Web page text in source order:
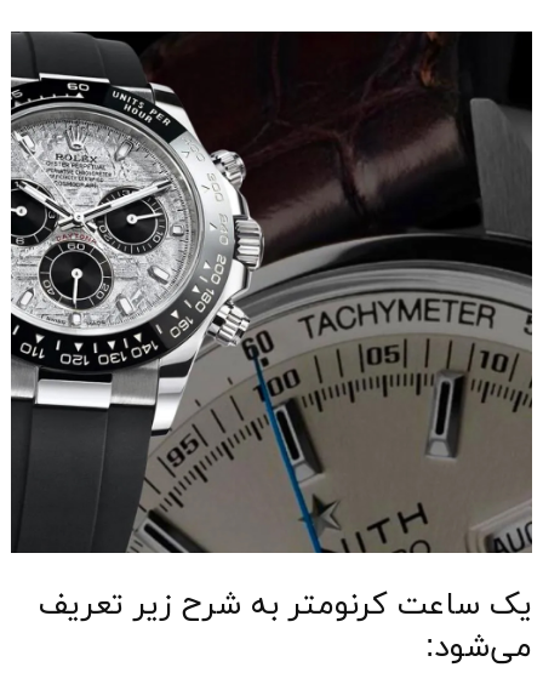
یک ساعت کرنومتر به شرح زیر تعریف
می‌شود: